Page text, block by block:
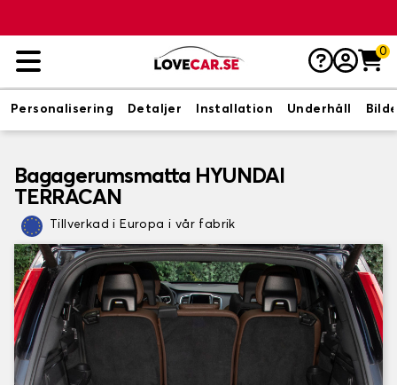
0
Personalisering Detaljer Installation Underhåll
Bagagerumsmatta HYUNDAI
TERRACAN
Tillverkad i Europa i vår fabrik